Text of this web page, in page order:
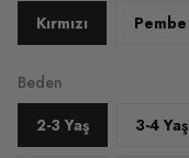
Kırmızı
Pembe
Beden
2-3 Yaş
3-4 Yaş